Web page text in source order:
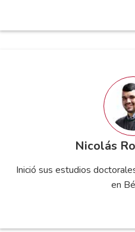
Nicolás
Inició sus estudios
en